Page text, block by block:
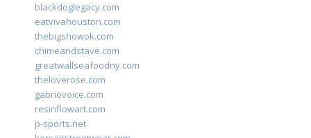
blackdoglegacy.com
eatvivahouston.com
thebigshowok.com
chimeandstave.com
greatwallseafoodny.com
theloverose.com
gabriovoice.com
resinflowart.com
p-sports.net